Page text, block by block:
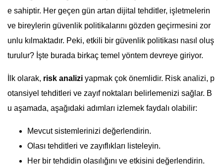
e sahiptir. Her geçen gün artan dijital tehditler, işletmelerin
ve bireylerin güvenlik politikalarını gözden geçirmesini zor
unlu kılmaktadır. Peki, etkili bir güvenlik politikası nasıl oluş
turulur? İşte burada birkaç temel yöntem devreye giriyor.
İlk olarak, risk analizi yapmak çok önemlidir. Risk analizi, p
otansiyel tehditleri ve zayıf noktaları belirlemenizi sağlar. B
u aşamada, aşağıdaki adımları izlemek faydalı olabilir:
Mevcut sistemlerinizi değerlendirin.
Olası tehditleri ve zayıflıkları listeleyin.
Her bir tehdidin olasılığını ve etkisini değerlendirin.